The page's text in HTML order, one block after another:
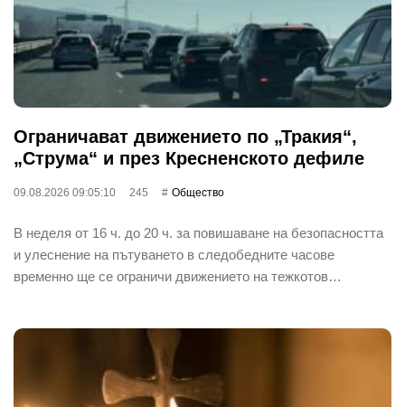
Ограничават движението по „Тракия“,
„Струма“ и през Кресненското дефиле
09.08.2026 09:05:10 245 Общество
В неделя от 16 ч. до 20 ч. за повишаване на безопасността
и улеснение на пътуването в следобедните часове
временно ще се ограничи движението на тежкотов…